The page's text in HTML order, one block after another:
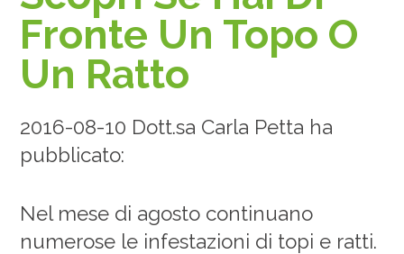
Fronte Un Topo O
Un Ratto
2016-08-10 Dott.sa Carla Petta ha
pubblicato:
Nel mese di agosto continuano
numerose le infestazioni di topi e ratti.